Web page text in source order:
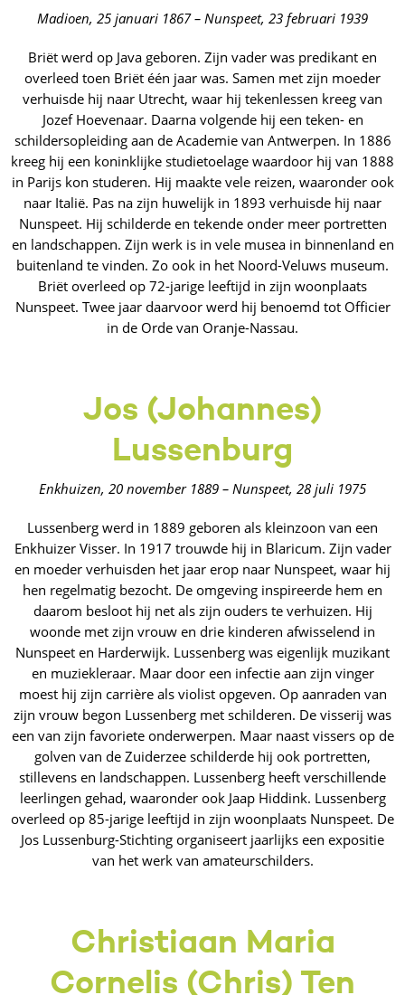
Madioen, 25 januari 1867 – Nunspeet, 23 februari 1939
Briët werd op Java geboren. Zijn vader was predikant en
overleed toen Briët één jaar was. Samen met zijn moeder
verhuisde hij naar Utrecht, waar hij tekenlessen kreeg van
Jozef Hoevenaar. Daarna volgende hij een teken- en
schildersopleiding aan de Academie van Antwerpen. In 1886
kreeg hij een koninklijke studietoelage waardoor hij van 1888
in Parijs kon studeren. Hij maakte vele reizen, waaronder ook
naar Italië. Pas na zijn huwelijk in 1893 verhuisde hij naar
Nunspeet. Hij schilderde en tekende onder meer portretten
en landschappen. Zijn werk is in vele musea in binnenland en
buitenland te vinden. Zo ook in het Noord-Veluws museum.
Briët overleed op 72-jarige leeftijd in zijn woonplaats
Nunspeet. Twee jaar daarvoor werd hij benoemd tot Officier
in de Orde van Oranje-Nassau.
Jos (Johannes)
Lussenburg
Enkhuizen, 20 november 1889 – Nunspeet, 28 juli 1975
Lussenberg werd in 1889 geboren als kleinzoon van een
Enkhuizer Visser. In 1917 trouwde hij in Blaricum. Zijn vader
en moeder verhuisden het jaar erop naar Nunspeet, waar hij
hen regelmatig bezocht. De omgeving inspireerde hem en
daarom besloot hij net als zijn ouders te verhuizen. Hij
woonde met zijn vrouw en drie kinderen afwisselend in
Nunspeet en Harderwijk. Lussenberg was eigenlijk muzikant
en muziekleraar. Maar door een infectie aan zijn vinger
moest hij zijn carrière als violist opgeven. Op aanraden van
zijn vrouw begon Lussenberg met schilderen. De visserij was
een van zijn favoriete onderwerpen. Maar naast vissers op de
golven van de Zuiderzee schilderde hij ook portretten,
stillevens en landschappen. Lussenberg heeft verschillende
leerlingen gehad, waaronder ook Jaap Hiddink. Lussenberg
overleed op 85-jarige leeftijd in zijn woonplaats Nunspeet. De
Jos Lussenburg-Stichting organiseert jaarlijks een expositie
van het werk van amateurschilders.
Christiaan Maria
Cornelis (Chris) Ten